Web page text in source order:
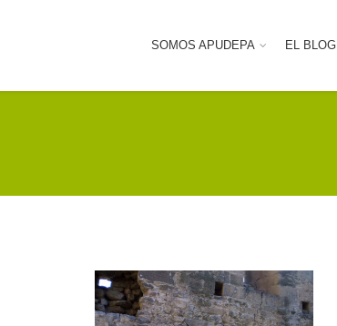
SOMOS APUDEPA EL BLOG